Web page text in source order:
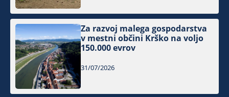
Za razvoj malega gospodarstva
v mestni občini Krško na voljo
150.000 evrov
31/07/2026